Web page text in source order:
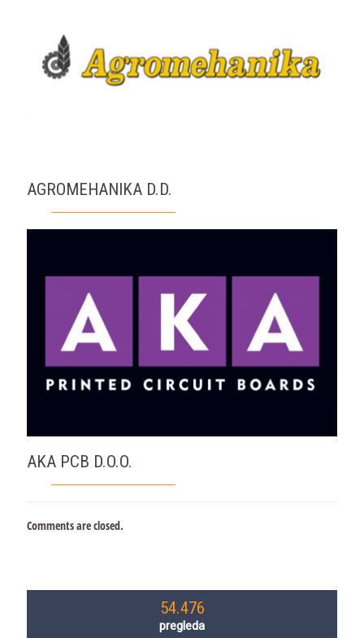
AGROMEHANIKA D.D.
AKA PCB D.O.O.
Comments are closed.
54.476
pregleda